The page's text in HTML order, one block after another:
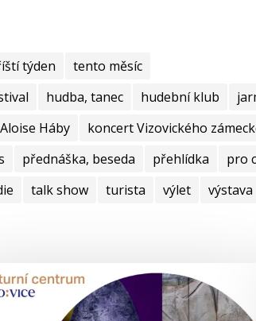
týden
tento měsíc
hudba, tanec hudební klub
Háby
koncert Vizovického
přednáška, beseda přehlídka pro
talk show turista výlet výstava